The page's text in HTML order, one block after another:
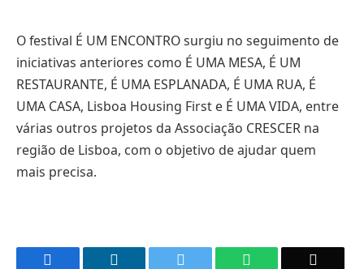
O festival É UM ENCONTRO surgiu no seguimento de
iniciativas anteriores como É UMA MESA, É UM
RESTAURANTE, É UMA ESPLANADA, É UMA RUA, É
UMA CASA, Lisboa Housing First e É UMA VIDA, entre
várias outros projetos da Associação CRESCER na
região de Lisboa, com o objetivo de ajudar quem
mais precisa.
WhatsApp